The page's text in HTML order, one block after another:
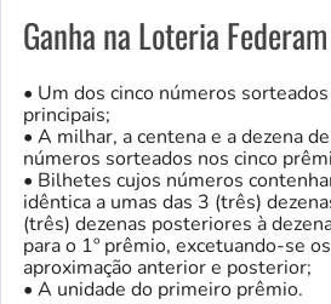
Ganha na Loteria
• Um dos cinco números
principais;
• A milhar, a centena e a dezena
números sorteados nos cinco
• Bilhetes cujos números
idêntica a umas das 3 (três)
(três) dezenas posteriores à
para o 1º prêmio, excetuando-se
aproximação anterior e posterior;
• A unidade do primeiro prêmio.